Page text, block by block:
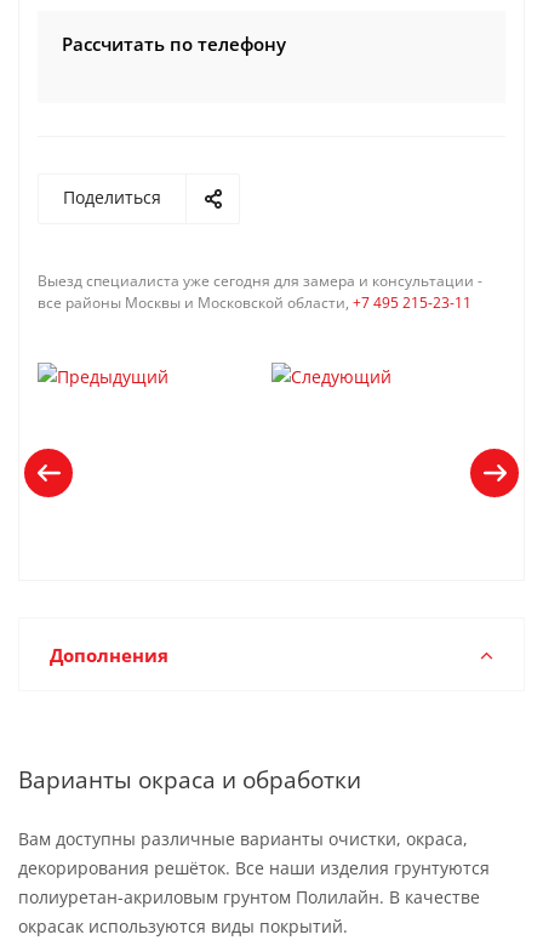
Рассчитать по телефону
Поделиться
Выезд специалиста уже сегодня для замера и консультации -
все районы Москвы и Московской области, +7 495 215-23-11
Дополнения
Варианты окраса и обработки
Вам доступны различные варианты очистки, окраса,
декорирования решёток. Все наши изделия грунтуются
полиуретан-акриловым грунтом Полилайн. В качестве
окрасак используются виды покрытий.